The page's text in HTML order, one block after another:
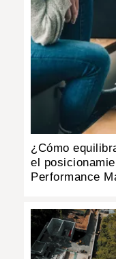
IMPRESO
¿Cómo
el
Performance